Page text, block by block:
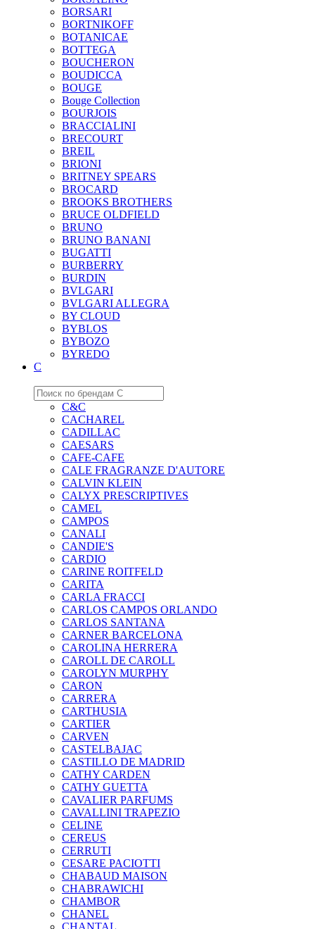
BORSARI
BORTNIKOFF
BOTANICAE
BOTTEGA
BOUCHERON
BOUDICCA
BOUGE
Bouge Collection
BOURJOIS
BRACCIALINI
BRECOURT
BREIL
BRIONI
BRITNEY SPEARS
BROCARD
BROOKS BROTHERS
BRUCE OLDFIELD
BRUNO
BRUNO BANANI
BUGATTI
BURBERRY
BURDIN
BVLGARI
BVLGARI ALLEGRA
BY CLOUD
BYBLOS
BYBOZO
BYREDO
C
C&C
CACHAREL
CADILLAC
CAESARS
CAFE-CAFE
CALE FRAGRANZE D'AUTORE
CALVIN KLEIN
CALYX PRESCRIPTIVES
CAMEL
CAMPOS
CANALI
CANDIE'S
CARDIO
CARINE ROITFELD
CARITA
CARLA FRACCI
CARLOS CAMPOS ORLANDO
CARLOS SANTANA
CARNER BARCELONA
CAROLINA HERRERA
CAROLL DE CAROLL
CAROLYN MURPHY
CARON
CARRERA
CARTHUSIA
CARTIER
CARVEN
CASTELBAJAC
CASTILLO DE MADRID
CATHY CARDEN
CATHY GUETTA
CAVALIER PARFUMS
CAVALLINI TRAPEZIO
CELINE
CEREUS
CERRUTI
CESARE PACIOTTI
CHABAUD MAISON
CHABRAWICHI
CHAMBOR
CHANEL
CHANTAL